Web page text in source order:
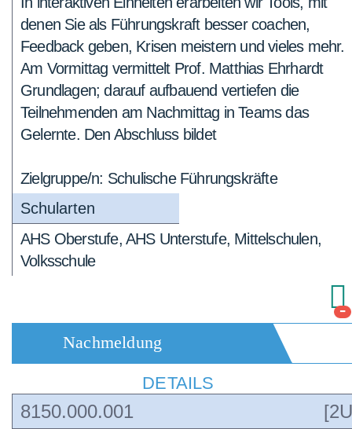
denen Sie als Führungskraft besser coachen,
Feedback geben, Krisen meistern und vieles mehr.
Am Vormittag vermittelt Prof. Matthias Ehrhardt
Grundlagen; darauf aufbauend vertiefen die
Teilnehmenden am Nachmittag in Teams das
Gelernte. Den Abschluss bildet
Zielgruppe/n: Schulische Führungskräfte
Schularten
AHS Oberstufe, AHS Unterstufe, Mittelschulen,
Volksschule
-
Nachmeldung
DETAILS
8150.000.001